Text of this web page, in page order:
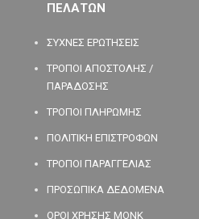
ΠΕΛΑΤΩΝ
ΣΥΧΝΕΣ ΕΡΩΤΗΣΕΙΣ
ΤΡΟΠΟΙ ΑΠΟΣΤΟΛΗΣ /
ΠΑΡΑΔΟΣΗΣ
ΤΡΟΠΟΙ ΠΛΗΡΩΜΗΣ
ΠΟΛΙΤΙΚΗ ΕΠΙΣΤΡΟΦΩΝ
ΤΡΟΠΟΙ ΠΑΡΑΓΓΕΛΙΑΣ
ΠΡΟΣΩΠΙΚΑ ΔΕΔΟΜΕΝΑ
ΟΡΟΙ ΧΡΗΣΗΣ MONK